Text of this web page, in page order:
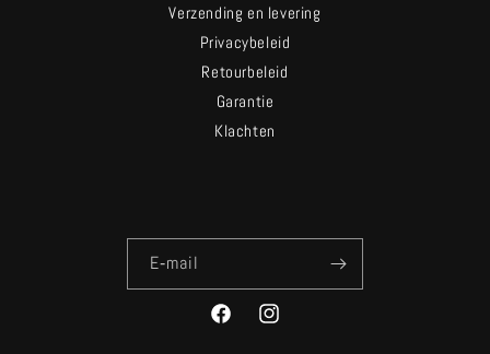
Verzending en levering
Privacybeleid
Retourbeleid
Garantie
Klachten
E‑mail
FacebookInstagram